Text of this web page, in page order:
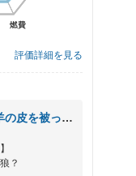
燃費
燃費
評価詳細を見る
カッコかわいい！羊の皮を被った狼？
？